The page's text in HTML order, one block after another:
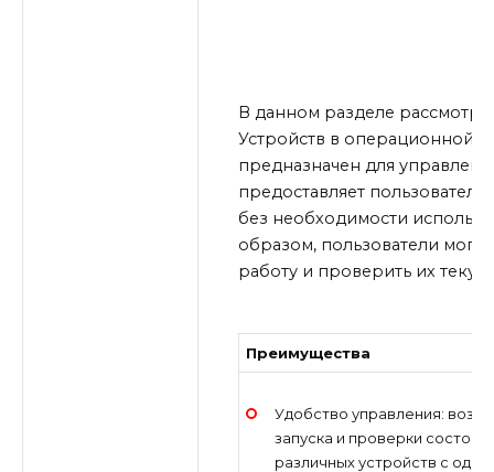
В данном разделе
Устройств в операционной
предназначен для
предоставляет
без необходимости
образом, пользователи
работу и проверить их
Преимущества
Удобство управления:
запуска и проверки
различных устройств с